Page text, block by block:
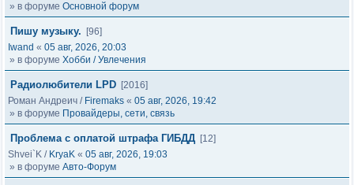
» в форуме Основной форум
Пишу музыку.
[96]
Iwand « 05 авг, 2026, 20:03
» в форуме Хобби / Увлечения
Радиолюбители LPD [2016]
Роман Андреич / Firemaks « 05 авг, 2026, 19:42
» в форуме Провайдеры, сети, связь
Проблема с оплатой штрафа ГИБДД [12]
Shvei`K / KryaK « 05 авг, 2026, 19:03
» в форуме Авто-Форум